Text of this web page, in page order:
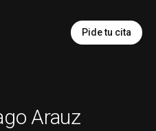
Pide tu cita
Arauz